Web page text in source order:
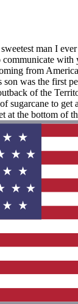
man I
communicate with
from
son was the first
of the
sugarcane to get
at the bottom of